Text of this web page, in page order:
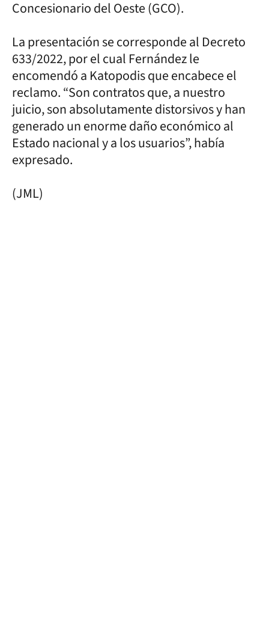
Concesionario del Oeste (GCO).
La presentación se corresponde al Decreto
633/2022, por el cual Fernández le
encomendó a Katopodis que encabece el
reclamo. “Son contratos que, a nuestro
juicio, son absolutamente distorsivos y han
generado un enorme daño económico al
Estado nacional y a los usuarios”, había
expresado.
(JML)